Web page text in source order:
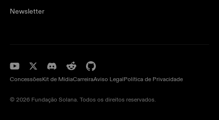
Newsletter
ConcessõesKit de MídiaCarreiraAviso LegalPolítica de Privacidade
© 2026 Fundação Solana. Todos os direitos reservados.